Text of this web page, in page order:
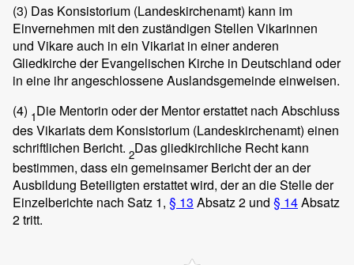
(3) Das Konsistorium (Landeskirchenamt) kann im
Einvernehmen mit den zuständigen Stellen Vikarinnen
und Vikare auch in ein Vikariat in einer anderen
Gliedkirche der Evangelischen Kirche in Deutschland oder
in eine ihr angeschlossene Auslandsgemeinde einweisen.
(4) 1Die Mentorin oder der Mentor erstattet nach Abschluss
des Vikariats dem Konsistorium (Landeskirchenamt) einen
schriftlichen Bericht. 2Das gliedkirchliche Recht kann
bestimmen, dass ein gemeinsamer Bericht der an der
Ausbildung Beteiligten erstattet wird, der an die Stelle der
Einzelberichte nach Satz 1, § 13 Absatz 2 und § 14Absatz
2 tritt.